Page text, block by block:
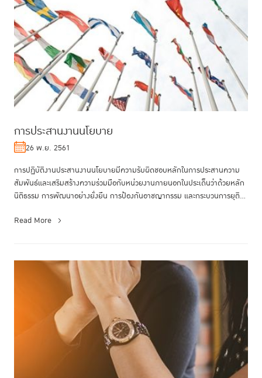
การประสานงานนโยบาย
26 พ.ย. 2561
การปฏิบัติงานประสานงานนโยบายมีความรับผิดชอบหลักในการประสานความ
สัมพันธ์และเสริมสร้างความร่วมมือกับหน่วยงานภายนอกในประเด็นว่าด้วยหลัก
นิติธรรม การพัฒนาอย่างยั่งยืน การป้องกันอาชญากรรม และกระบวนการยุติ
Read More